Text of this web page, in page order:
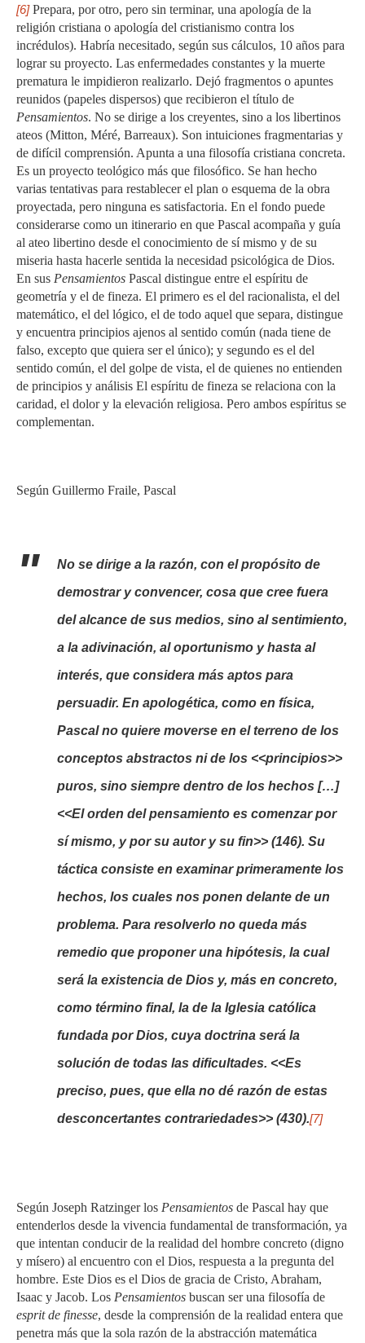
[6]Prepara, por otro, pero sin terminar, una apología de la
religión cristiana o apología del cristianismo contra los
incrédulos). Habría necesitado, según sus cálculos, 10 años para
lograr su proyecto. Las enfermedades constantes y la muerte
prematura le impidieron realizarlo. Dejó fragmentos o apuntes
reunidos (papeles dispersos) que recibieron el título de
Pensamientos. No se dirige a los creyentes, sino a los libertinos
ateos (Mitton, Méré, Barreaux). Son intuiciones fragmentarias y
de difícil comprensión. Apunta a una filosofía cristiana concreta.
Es un proyecto teológico más que filosófico. Se han hecho
varias tentativas para restablecer el plan o esquema de la obra
proyectada, pero ninguna es satisfactoria. En el fondo puede
considerarse como un itinerario en que Pascal acompaña y guía
al ateo libertino desde el conocimiento de sí mismo y de su
miseria hasta hacerle sentida la necesidad psicológica de Dios.
En sus Pensamientos Pascal distingue entre el espíritu de
geometría y el de fineza. El primero es el del racionalista, el del
matemático, el del lógico, el de todo aquel que separa, distingue
y encuentra principios ajenos al sentido común (nada tiene de
falso, excepto que quiera ser el único); y segundo es el del
sentido común, el del golpe de vista, el de quienes no entienden
de principios y análisis El espíritu de fineza se relaciona con la
caridad, el dolor y la elevación religiosa. Pero ambos espíritus se
complementan.
Según Guillermo Fraile, Pascal
No se dirige a la razón, con el propósito de
demostrar y convencer, cosa que cree fuera
del alcance de sus medios, sino al sentimiento,
a la adivinación, al oportunismo y hasta al
interés, que considera más aptos para
persuadir. En apologética, como en física,
Pascal no quiere moverse en el terreno de los
conceptos abstractos ni de los <<principios>>
puros, sino siempre dentro de los hechos […]
<<El orden del pensamiento es comenzar por
sí mismo, y por su autor y su fin>> (146). Su
táctica consiste en examinar primeramente los
hechos, los cuales nos ponen delante de un
problema. Para resolverlo no queda más
remedio que proponer una hipótesis, la cual
será la existencia de Dios y, más en concreto,
como término final, la de la Iglesia católica
fundada por Dios, cuya doctrina será la
solución de todas las dificultades. <<Es
preciso, pues, que ella no dé razón de estas
desconcertantes contrariedades>> (430).[7]
Según Joseph Ratzinger los Pensamientos de Pascal hay que
entenderlos desde la vivencia fundamental de transformación, ya
que intentan conducir de la realidad del hombre concreto (digno
y mísero) al encuentro con el Dios, respuesta a la pregunta del
hombre. Este Dios es el Dios de gracia de Cristo, Abraham,
Isaac y Jacob. Los Pensamientos buscan ser una filosofía de
esprit de finesse, desde la comprensión de la realidad entera que
penetra más que la sola razón de la abstracción matemática